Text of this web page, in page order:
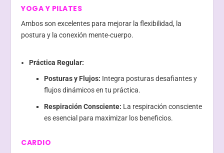
YOGA Y PILATES
Ambos son excelentes para mejorar la flexibilidad, la
postura y la conexión mente-cuerpo.
Práctica Regular:
Posturas y Flujos: Integra posturas desafiantes y
flujos dinámicos en tu práctica.
Respiración Consciente: La respiración consciente
es esencial para maximizar los beneficios.
CARDIO